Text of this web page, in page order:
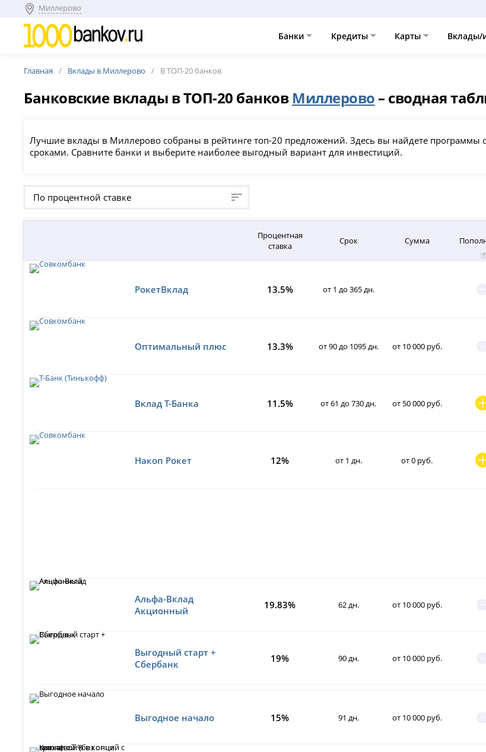
Миллерово
Банки Кредиты Карты Вклады/
Главная Вклады в Миллерово В ТОП-20 банков
Банковские вклады в ТОП-20 банков Миллерово – сводная
Лучшие вклады в Миллерово собраны в рейтинге топ-20 предложений. Здесь вы найдете
сроками. Сравните банки и выберите наиболее выгодный вариант для инвестиций.
По процентной ставке
Процентная
ставка
Срок Сумма
РокетВклад 13.5% от 1 до 365 дн.
Оптимальный плюс 13.3% от 90 до 1095 дн. от 10 000 руб.
Вклад Т-Банка 11.5% от 61 до 730 дн. от 50 000 руб.
Накоп Рокет 12% от 1 дн. от 0 руб.
Альфа-Вклад
Акционный
19.83% 62 дн. от 10 000 руб.
Выгодный старт +
Сбербанк
19% 90 дн. от 10 000 руб.
Выгодное начало 15% 91 дн. от 10 000 руб.